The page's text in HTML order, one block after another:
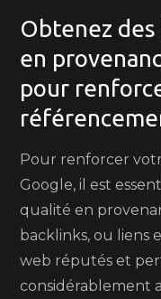
Obtenez
en
pour
Pour renforcer
Google, il est
qualité en
backlinks, ou liens
web réputés et
considérablement